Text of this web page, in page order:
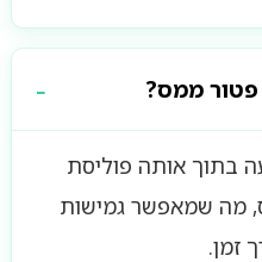
ממס?
בתוך אותה פוליסת
מה שמאפשר גמישות
זמן.